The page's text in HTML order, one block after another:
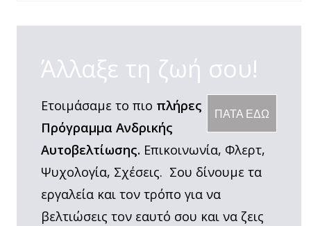
Άλλαξε τη ζωή σου!
ΠΑΤΑ ΕΔΩ
Ετοιμάσαμε το πιο πλήρες
Πρόγραμμα Ανδρικής
Αυτοβελτίωσης. Επικοινωνία, Φλερτ,
Ψυχολογία, Σχέσεις. Σου δίνουμε τα
εργαλεία και τον τρόπο για να
βελτιώσεις τον εαυτό σου και να ζεις